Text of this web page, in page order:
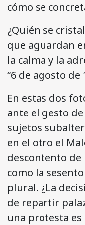
cómo se
¿Quién se
que aguardan
la calma y la
“6 de agosto de
En estas dos
ante el gesto
sujetos
en el otro el
descontento
como la
plural. ¿La
de repartir
una protesta es